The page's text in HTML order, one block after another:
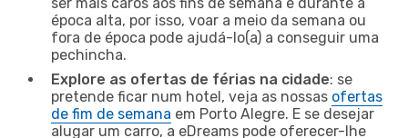
época alta, por isso, voar a meio da semana ou
fora de época pode ajudá-lo(a) a conseguir uma
pechincha.
Explore as ofertas de férias na cidade: se
pretende ficar num hotel, veja as nossas ofertas
de fim de semana em Porto Alegre. E se desejar
alugar um carro, a eDreams pode oferecer-lhe